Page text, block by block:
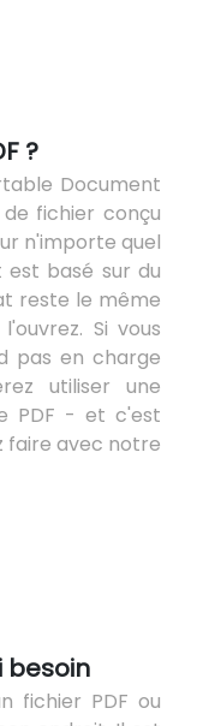
?
Document
fichier conçu
n'importe quel
basé sur du
reste le même
Si vous
pas en charge
utiliser une
PDF - et c'est
faire avec notre
besoin
fichier PDF ou